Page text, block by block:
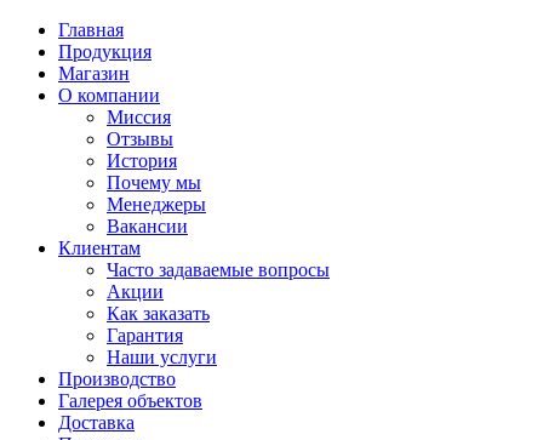
Главная
Продукция
Магазин
О компании
Миссия
Отзывы
История
Почему мы
Менеджеры
Вакансии
Клиентам
Часто задаваемые вопросы
Акции
Как заказать
Гарантия
Наши услуги
Производство
Галерея объектов
Доставка